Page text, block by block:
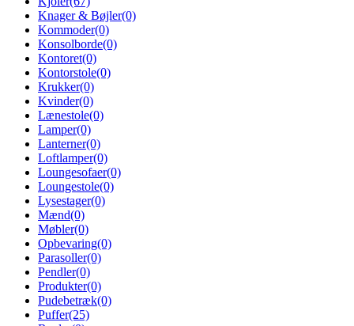
Knager & Bøjler(0)
Kommoder(0)
Konsolborde(0)
Kontoret(0)
Kontorstole(0)
Krukker(0)
Kvinder(0)
Lænestole(0)
Lamper(0)
Lanterner(0)
Loftlamper(0)
Loungesofaer(0)
Loungestole(0)
Lysestager(0)
Mænd(0)
Møbler(0)
Opbevaring(0)
Parasoller(0)
Pendler(0)
Produkter(0)
Pudebetræk(0)
Puffer(25)